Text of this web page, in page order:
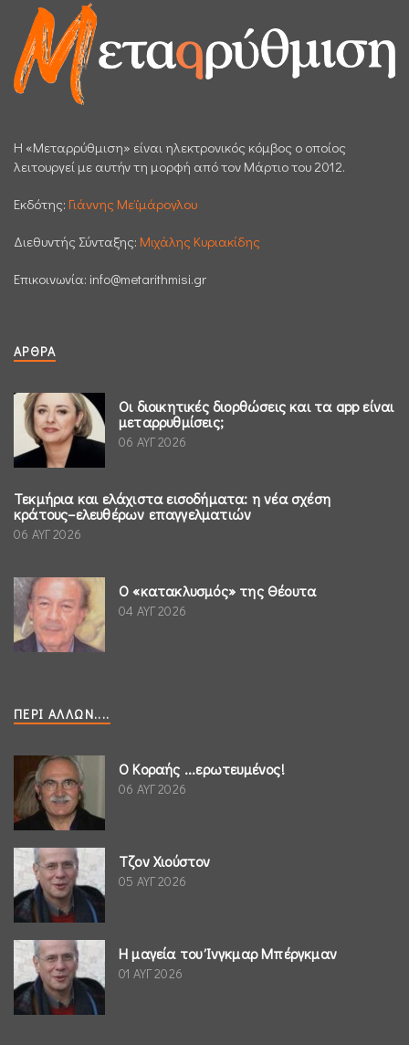
H «Μεταρρύθμιση» είναι ηλεκτρονικός κόμβος ο οποίος
λειτουργεί με αυτήν τη μορφή από τον Μάρτιο του 2012.
Εκδότης: Γιάννης Μεϊμάρογλου
Διεθυντής Σύνταξης: Μιχάλης Κυριακίδης
Επικοινωνία: info@metarithmisi.gr
ΆΡΘΡΑ
Οι διοικητικές διορθώσεις και τα app είναι
μεταρρυθμίσεις;
06 ΑΥΓ 2026
Τεκμήρια και ελάχιστα εισοδήματα: η νέα σχέση
κράτους–ελευθέρων επαγγελματιών
06 ΑΥΓ 2026
Ο «κατακλυσμός» της Θέουτα
04 ΑΥΓ 2026
ΠΕΡΊ ΆΛΛΩΝ....
Ο Κοραής ...ερωτευμένος!
06 ΑΥΓ 2026
Τζον Χιούστον
05 ΑΥΓ 2026
Η μαγεία του Ίνγκμαρ Μπέργκμαν
01 ΑΥΓ 2026